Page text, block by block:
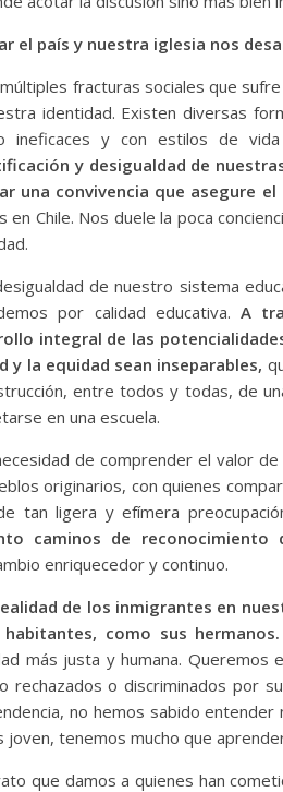
el país y nuestra iglesia nos
fracturas sociales que
identidad. Existen diversas
ineficaces y con estilos de
y desigualdad de
una convivencia que asegure
en Chile. Nos duele la poca
de nuestro sistema
por calidad educativa. A
integral de las
y la equidad sean inseparables,
entre todos y todas, de
en una escuela.
de comprender el valor
originarios, con quienes
tan ligera y efímera
caminos de
enriquecedor y continuo.
de los inmigrantes en
como sus hermanos.
más justa y humana.
rechazados o discriminados por
no hemos sabido
joven, tenemos mucho que
que damos a quienes han